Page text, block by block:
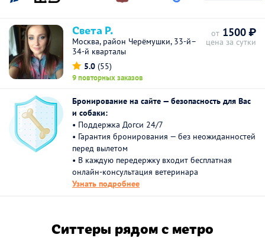
Света Р.
Москва, район Черёмушки, 33-й–
34-й кварталы
5.0 (55)
9 повторных заказов
от 1500 ₽
цена за сутки
Бронирование на сайте — безопасность для Вас
и собаки:
• Поддержка Догси 24/7
• Гарантия бронирования — без неожиданностей
перед вылетом
• В каждую передержку входит бесплатная
онлайн-консультация ветеринара
Узнать подробнее
Ситтеры рядом с метро